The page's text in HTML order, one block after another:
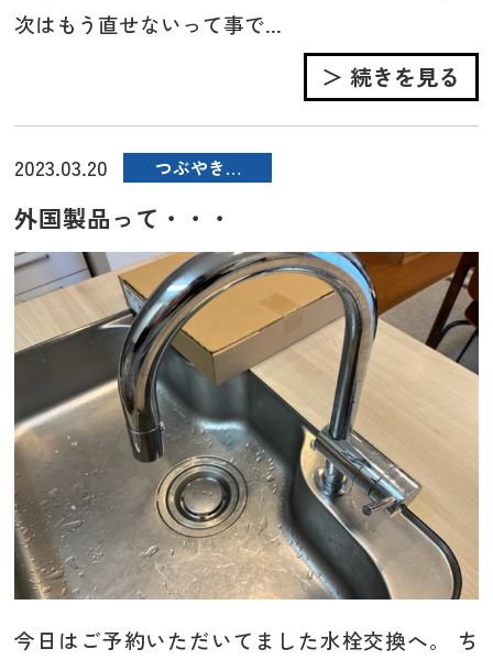
次はもう直せないって事で...
＞ 続きを見る
2023.03.20 つぶやき…
外国製品って・・・
今日はご予約いただいてました水栓交換へ。 ち